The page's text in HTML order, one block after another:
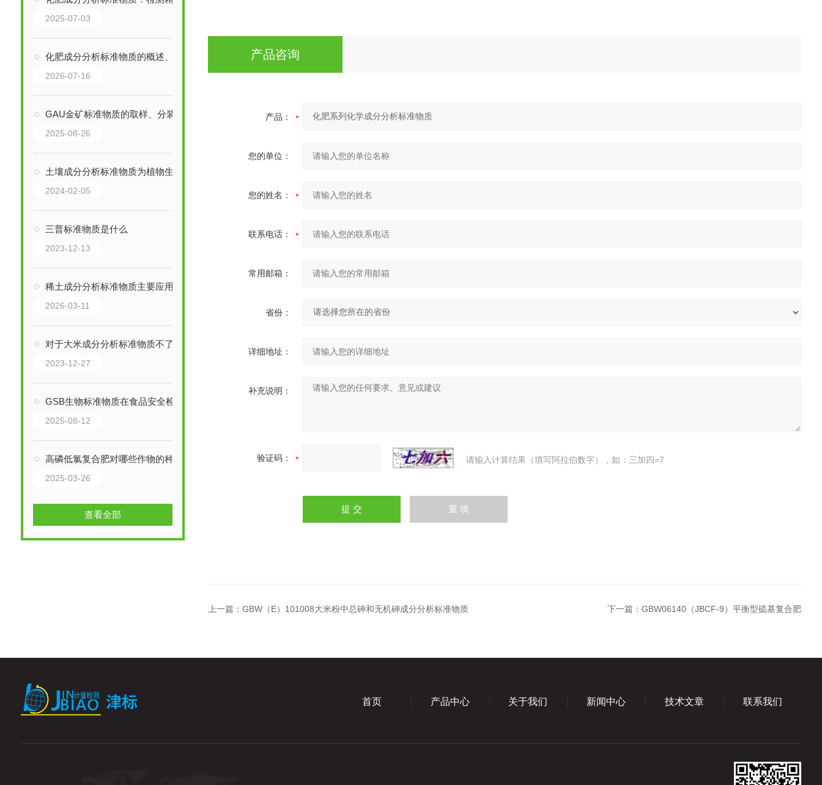
2025-07-03
化肥成分分析标准物质的概述、制备方法、应用及未来发展
2026-07-16
GAU金矿标准物质的取样、分装与储存
2025-08-26
土壤成分分析标准物质为植物生长提供了必要的养分
2024-02-05
三普标准物质是什么
2023-12-13
稀土成分分析标准物质主要应用领域（实用版）
2026-03-11
对于大米成分分析标准物质不了解的原因有哪些？
2023-12-27
GSB生物标准物质在食品安全检测中的四大核心作用
2025-08-12
高磷低氯复合肥对哪些作物的种植效果较好
2025-03-26
查看全部
产品咨询
产品：
您的单位：
您的姓名：
联系电话：
常用邮箱：
省份：
详细地址：
补充说明：
验证码： 请输入计算结果（填写阿拉伯数字），如：三加四=7
上一篇：GBW（E）101008大米粉中总砷和无机砷成分分析标准物质 下一篇：GBW06140（JBCF-9）平衡型硫基复合肥
首页 产品中心 关于我们 新闻中心 技术文章 联系我们